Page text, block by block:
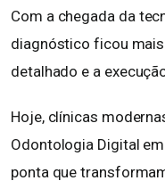
Com a chegada da
diagnóstico ficou
detalhado e a
Hoje, clínicas
Odontologia Digital
ponta que